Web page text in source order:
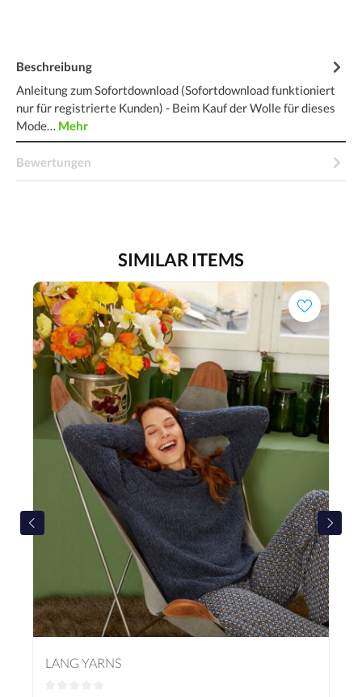
Beschreibung
Anleitung zum Sofortdownload (Sofortdownload funktioniert
nur für registrierte Kunden) - Beim Kauf der Wolle für dieses
Mode… Mehr
Bewertungen
SIMILAR ITEMS
LANG YARNS